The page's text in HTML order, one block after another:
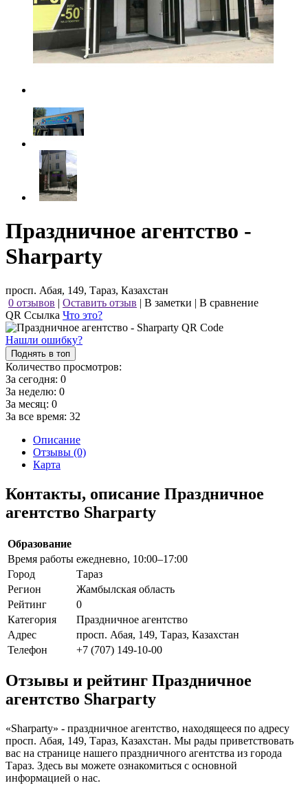
Праздничное агентство -
Sharparty
просп. Абая, 149, Тараз, Казахстан
0 отзывов | Оставить отзыв | В заметки | В сравнение
QR Ссылка Что это?
Нашли ошибку?
Поднять в топ
Количество просмотров:
За сегодня: 0
За неделю: 0
За месяц: 0
За все время: 32
Описание
Отзывы (0)
Карта
Контакты, описание Праздничное
агентство Sharparty
Образование
Время работы ежедневно, 10:00–17:00
Город
Тараз
Регион
Жамбылская область
Рейтинг
0
Категория
Праздничное агентство
Адрес
просп. Абая, 149, Тараз, Казахстан
Телефон
+7 (707) 149-10-00
Отзывы и рейтинг Праздничное
агентство Sharparty
«Sharparty» - праздничное агентство, находящееся по адресу
просп. Абая, 149, Тараз, Казахстан. Мы рады приветствовать
вас на странице нашего праздничного агентства из города
Тараз. Здесь вы можете ознакомиться с основной
информацией о нас.